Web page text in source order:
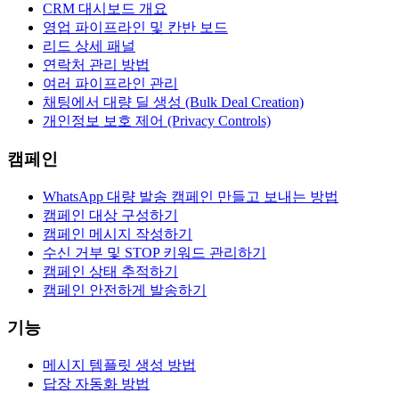
CRM 대시보드 개요
영업 파이프라인 및 칸반 보드
리드 상세 패널
연락처 관리 방법
여러 파이프라인 관리
채팅에서 대량 딜 생성 (Bulk Deal Creation)
개인정보 보호 제어 (Privacy Controls)
캠페인
WhatsApp 대량 발송 캠페인 만들고 보내는 방법
캠페인 대상 구성하기
캠페인 메시지 작성하기
수신 거부 및 STOP 키워드 관리하기
캠페인 상태 추적하기
캠페인 안전하게 발송하기
기능
메시지 템플릿 생성 방법
답장 자동화 방법